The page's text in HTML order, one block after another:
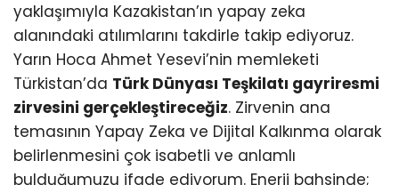
yaklaşımıyla Kazakistan’ın yapay zeka
alanındaki atılımlarını takdirle takip ediyoruz.
Yarın Hoca Ahmet Yesevi’nin memleketi
Türkistan’da Türk Dünyası Teşkilatı gayriresmi
zirvesini gerçekleştireceğiz. Zirvenin ana
temasının Yapay Zeka ve Dijital Kalkınma olarak
belirlenmesini çok isabetli ve anlamlı
bulduğumuzu ifade ediyorum. Enerji bahsinde;